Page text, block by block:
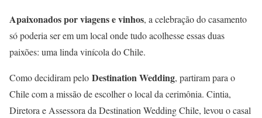
Apaixonados por viagens e vinhos, a celebração do casamento
só poderia ser em um local onde tudo acolhesse essas duas
paixões: uma linda vinícola do Chile.
Como decidiram pelo Destination Wedding, partiram para o
Chile com a missão de escolher o local da cerimônia. Cintia,
Diretora e Assessora da Destination Wedding Chile, levou o casal